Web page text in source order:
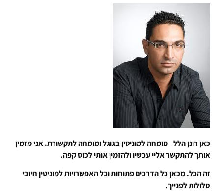
כאן רונן הלל –מומחה למוניטין בגוגל ומומחה לתקשורת. אני מזמין
אותך להתקשר אליי עכשיו ולהזמין אותי לכוס קפה.
זה הכל. מכאן כל הדרכים פתוחות וכל האפשרויות למוניטין חיובי
סלולות לפנייך.